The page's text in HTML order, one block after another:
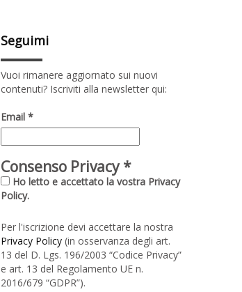
Seguimi
Vuoi rimanere aggiornato sui nuovi
contenuti? Iscriviti alla newsletter qui:
Email *
Consenso Privacy*
Ho letto e accettato la vostra Privacy
Policy.
Per l'iscrizione devi accettare la nostra
Privacy Policy (in osservanza degli art.
13 del D. Lgs. 196/2003 “Codice Privacy”
e art. 13 del Regolamento UE n.
2016/679 “GDPR”).